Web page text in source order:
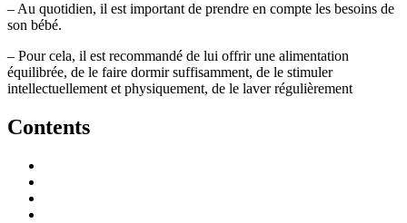
– Au quotidien, il est important de prendre en compte les besoins de
son bébé.
– Pour cela, il est recommandé de lui offrir une alimentation
équilibrée, de le faire dormir suffisamment, de le stimuler
intellectuellement et physiquement, de le laver régulièrement
Contents